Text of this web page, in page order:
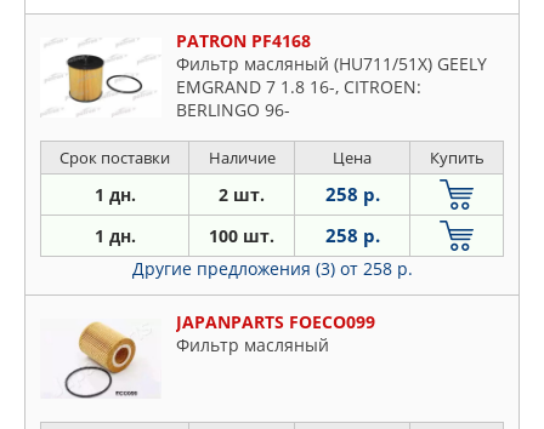
PATRON PF4168
Фильтр масляный (HU711/51X) GEELY
EMGRAND 7 1.8 16-, CITROEN:
BERLINGO 96-
Срок поставки Наличие Цена Купить
1 дн. 2 шт. 258 р.
1 дн. 100 шт. 258 р.
Другие предложения (3) от 258 р.
JAPANPARTS FOECO099
Фильтр масляный